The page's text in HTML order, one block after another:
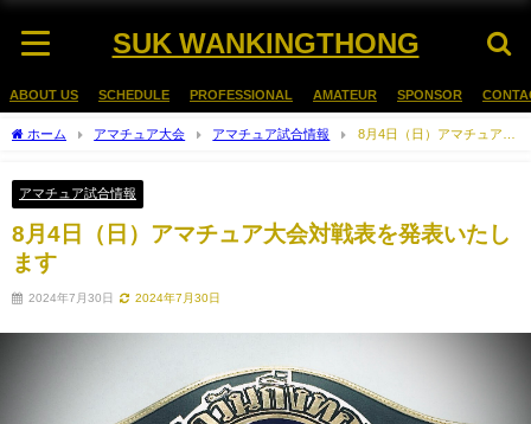
SUK WANKINGTHONG
ABOUT US SCHEDULE PROFESSIONAL AMATEUR SPONSOR
ホーム アマチュア大会 アマチュア試合情報
8月4日（日）アマチュア大
アマチュア試合情報
8月4日（日）アマチュア大会対戦表を発表いたし
ます
2024年7月30日 2024年7月30日